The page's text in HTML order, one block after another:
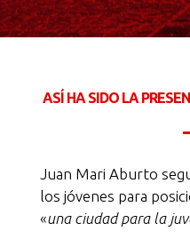
ASÍ HA SIDO LA
Juan Mari Aburto
los jóvenes para
«una ciudad para la